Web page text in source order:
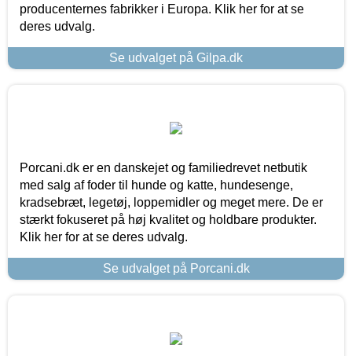
producenternes fabrikker i Europa. Klik her for at se
deres udvalg.
Se udvalget på Gilpa.dk
Porcani.dk er en danskejet og familiedrevet netbutik
med salg af foder til hunde og katte, hundesenge,
kradsebræt, legetøj, loppemidler og meget mere. De er
stærkt fokuseret på høj kvalitet og holdbare produkter.
Klik her for at se deres udvalg.
Se udvalget på Porcani.dk